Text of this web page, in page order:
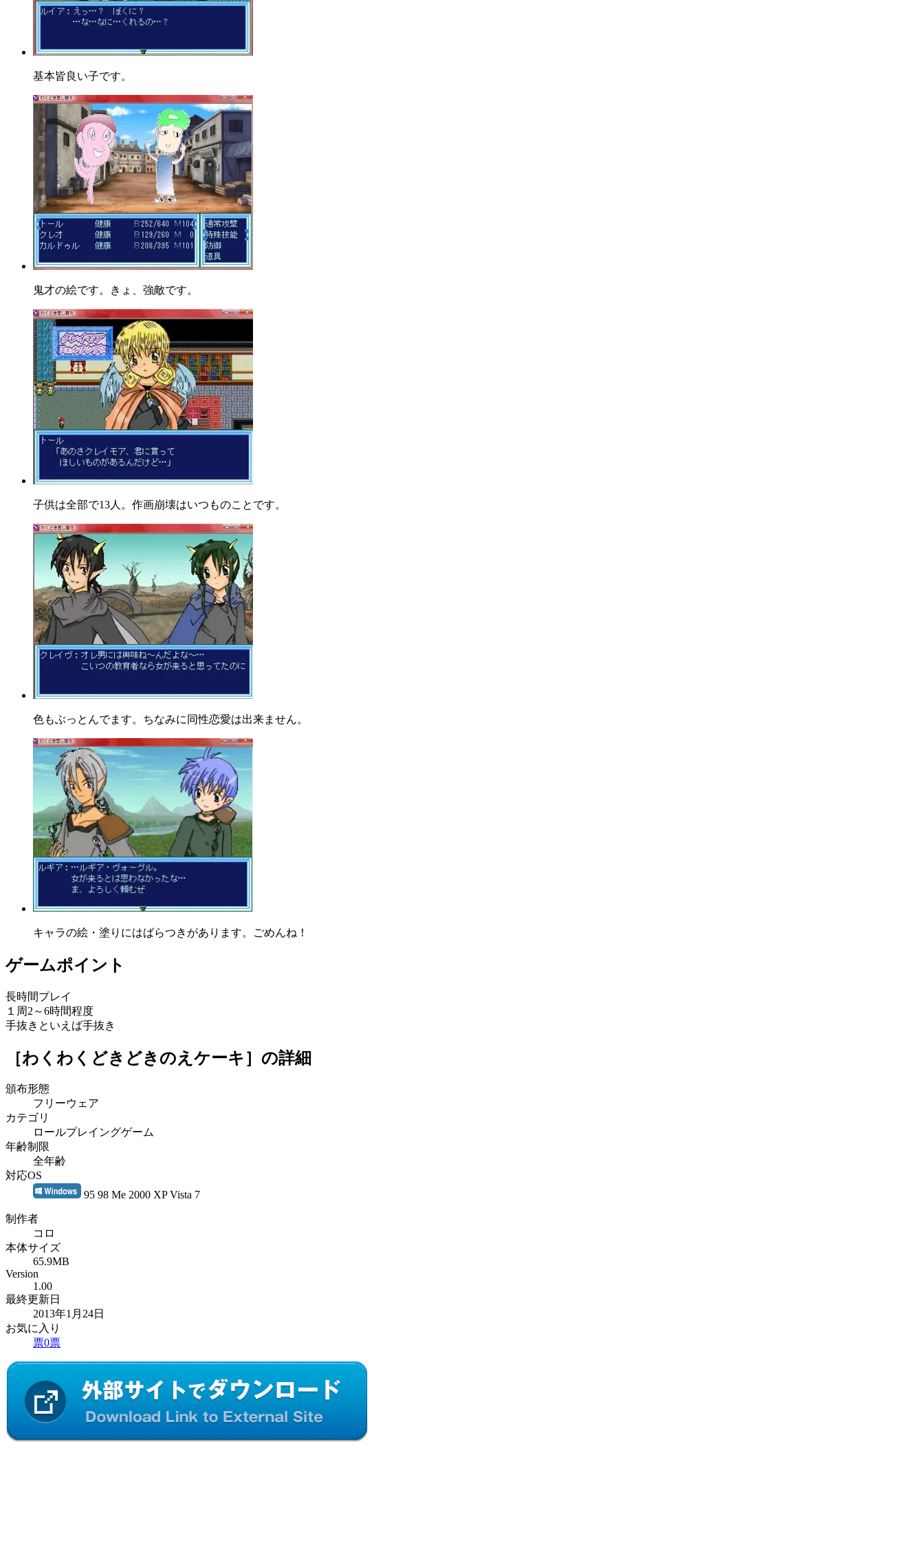
基本皆良い子です。
鬼才の絵です。きょ、強敵です。
子供は全部で13人。作画崩壊はいつものことです。
色もぶっとんでます。ちなみに同性恋愛は出来ません。
キャラの絵・塗りにはばらつきがあります。ごめんね！
ゲームポイント
長時間プレイ
１周2～6時間程度
手抜きといえば手抜き
［わくわくどきどきのえケーキ］ の詳細
頒布形態
フリーウェア
カテゴリ
ロールプレイングゲーム
年齢制限
全年齢
対応OS
95 98 Me 2000 XP Vista 7
制作者
コロ
本体サイズ
65.9MB
Version
1.00
最終更新日
2013年1月24日
お気に入り
票0票